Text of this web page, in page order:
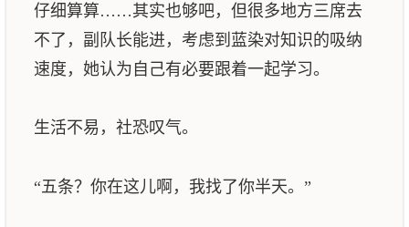
仔细算算……其实也够吧，但很多地方三席去
不了，副队长能进，考虑到蓝染对知识的吸纳
速度，她认为自己有必要跟着一起学习。
生活不易，社恐叹气。
“五条？你在这儿啊，我找了你半天。”